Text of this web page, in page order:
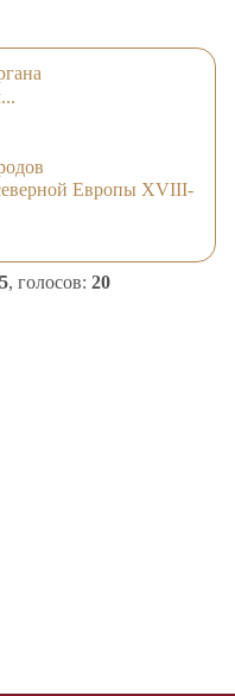
Европы XVIII-
5, голосов: 20